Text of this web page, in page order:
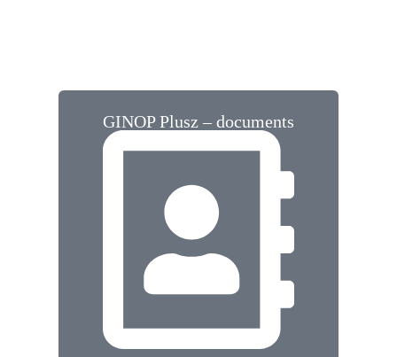
GINOP Plusz – documents